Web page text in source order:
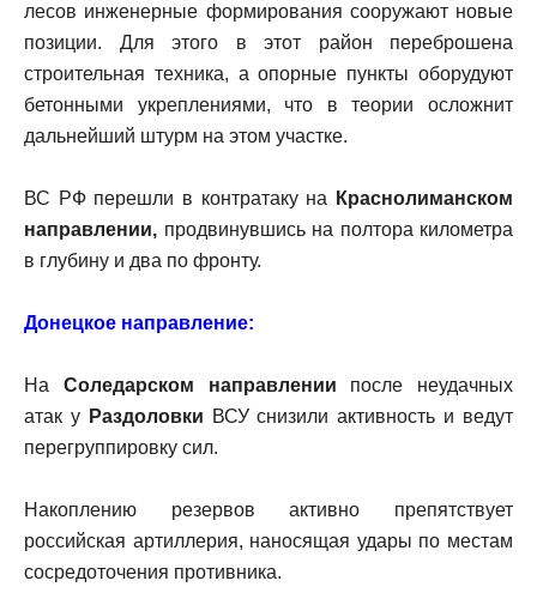
лесов инженерные формирования сооружают новые
позиции. Для этого в этот район переброшена
строительная техника, а опорные пункты оборудуют
бетонными укреплениями, что в теории осложнит
дальнейший штурм на этом участке.
ВС РФ перешли в контратаку на
Краснолиманском
направлении, продвинувшись на полтора километра
в глубину и два по фронту.
Донецкое направление:
На Соледарском направлении после неудачных
атак у Раздоловки ВСУ снизили активность и ведут
перегруппировку сил.
Накоплению резервов активно препятствует
российская артиллерия, наносящая удары по местам
сосредоточения противника.